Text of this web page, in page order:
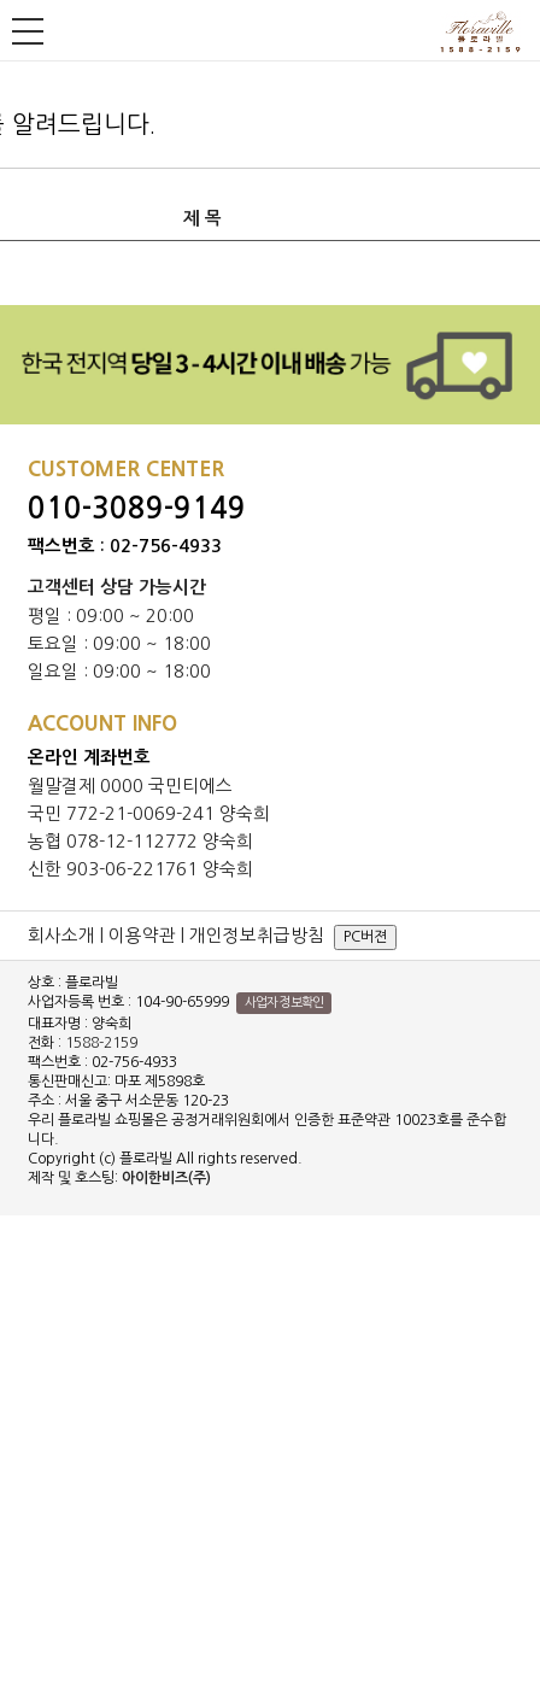
려드립니다.
제 목
CUSTOMER CENTER
010-3089-9149
팩스번호 : 02-756-4933
고객센터 상담 가능시간
평일 : 09:00 ~ 20:00
토요일 : 09:00 ~ 18:00
일요일 : 09:00 ~ 18:00
ACCOUNT INFO
온라인 계좌번호
월말결제 0000 국민티에스
국민 772-21-0069-241 양숙희
농협 078-12-112772 양숙희
신한 903-06-221761 양숙희
회사소개 이용약관| 개인정보취급방침 PC버젼
상호 : 플로라빌
사업자등록 번호 : 104-90-65999
사업자 정보확인
대표자명 : 양숙희
전화 : 1588-2159
팩스번호 : 02-756-4933
통신판매신고: 마포 제5898호
주소 : 서울 중구 서소문동 120-23
우리 플로라빌 쇼핑몰은 공정거래위원회에서 인증한 표준약관 10023호를 준수합
니다.
Copyright (c) 플로라빌 All rights reserved.
제작 및 호스팅: 아이한비즈(주)